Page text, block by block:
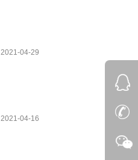
2021-04-29
2021-04-16